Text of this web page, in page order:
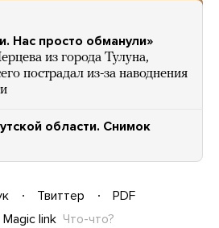
Нас просто обманули»
из города Тулуна,
пострадал из-за наводнения
области. Снимок
Твиттер
PDF
Magic link Что-что?